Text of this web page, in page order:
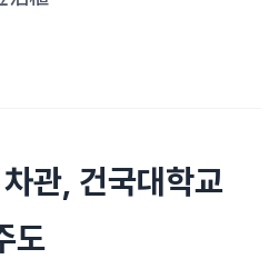
관, 건국대학교
도